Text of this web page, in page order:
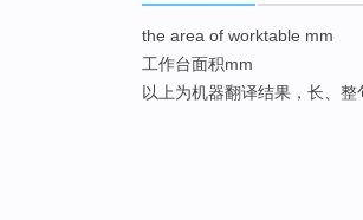
the area of worktable mm
工作台面积mm
以上为机器翻译结果，长、整